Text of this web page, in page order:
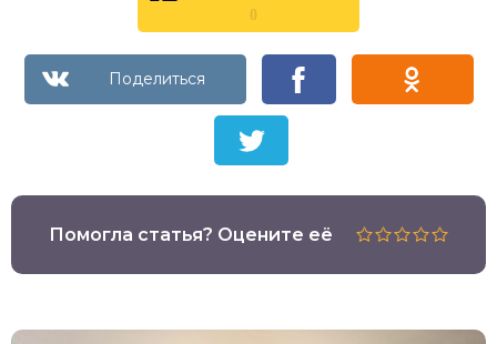
0
Помогла статья? Оцените её